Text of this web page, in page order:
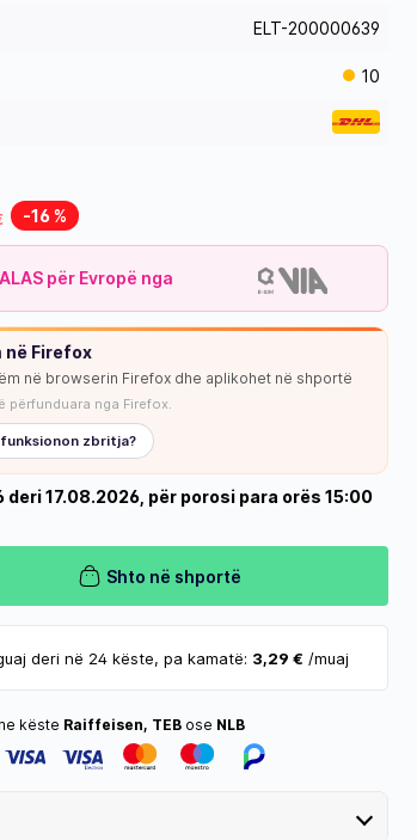
ELT-200000639
10
-16 %
për Evropë nga
në Firefox
në browserin Firefox dhe aplikohet në shportë
përfunduara nga Firefox.
funksionon zbritja?
17.08.2026, për porosi para orës 15:00
Shto në shportë
deri në 24 këste, pa kamatë: 3,29 € /muaj
këste Raiffeisen, TEB ose NLB